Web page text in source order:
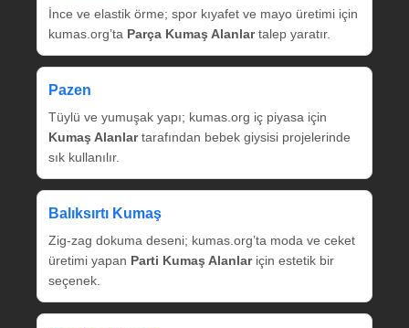
İnce ve elastik örme; spor kıyafet ve mayo üretimi için
kumas.org’ta Parça Kumaş Alanlartalep yaratır.
Pazen
Tüylü ve yumuşak yapı; kumas.org iç piyasa için
Kumaş Alanlartarafından bebek giysisi projelerinde
sık kullanılır.
Balıksırtı Kumaş
Zig‑zag dokuma deseni; kumas.org’ta moda ve ceket
üretimi yapan Parti Kumaş Alanlariçin estetik bir
seçenek.